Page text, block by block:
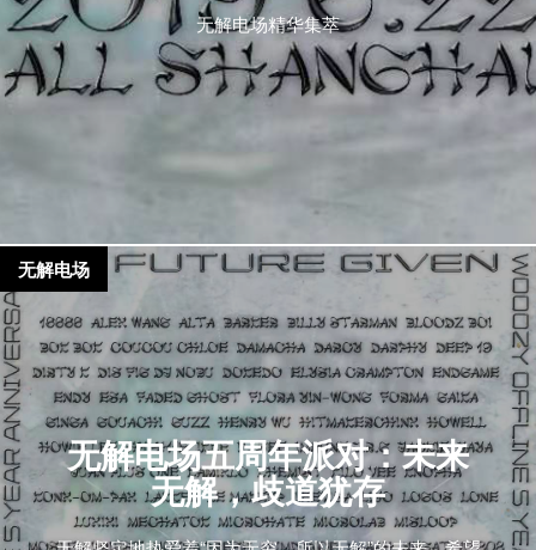
无解电场精华集萃
无解电场五周年派对：未来
无解，歧道犹存
无解电场